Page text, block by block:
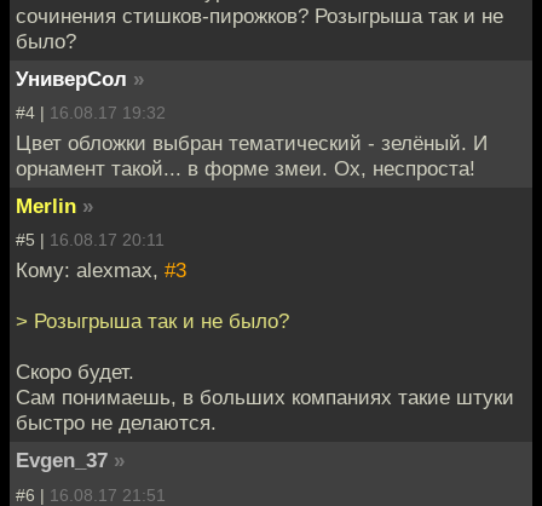
сочинения стишков-пирожков? Розыгрыша так и не
было?
УниверСол »
#4 | 16.08.17 19:32
Цвет обложки выбран тематический - зелёный. И
орнамент такой... в форме змеи. Ох, неспроста!
Merlin »
#5 | 16.08.17 20:11
Кому: alexmax, #3
> Розыгрыша так и не было?
Скоро будет.
Сам понимаешь, в больших компаниях такие штуки
быстро не делаются.
Evgen_37 »
#6 | 16.08.17 21:51